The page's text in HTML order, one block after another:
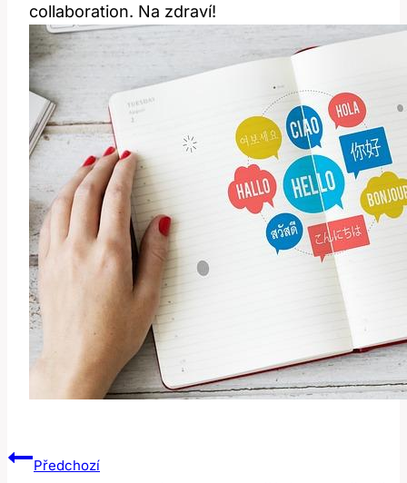
collaboration. Na zdraví!
Navigace
Předchozí